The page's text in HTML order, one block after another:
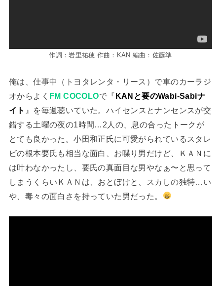
作詞：岩里祐穂 作曲：KAN 編曲：佐藤準
俺は、仕事中（トヨタレンタ・リース）で車のカーラジ
オからよく FM COCOLOで『KANと要のWabi-Sabiナ
イト 』を毎週聴いていた。ハイセンスとナンセンスが交
錯する土曜の夜の1時間…2人の、息の合ったトークが
とても良かった。小田和正氏に可愛がられているスタレ
ビの根本要氏も相当な面白、お喋り男だけど、ＫＡＮに
は叶わなかったし、要氏の真面目な男やなぁ〜と思って
しまうくらいＫＡＮは、おとぼけと、スカしの独特…い
や、毒々の面白さを持っていた男だった。